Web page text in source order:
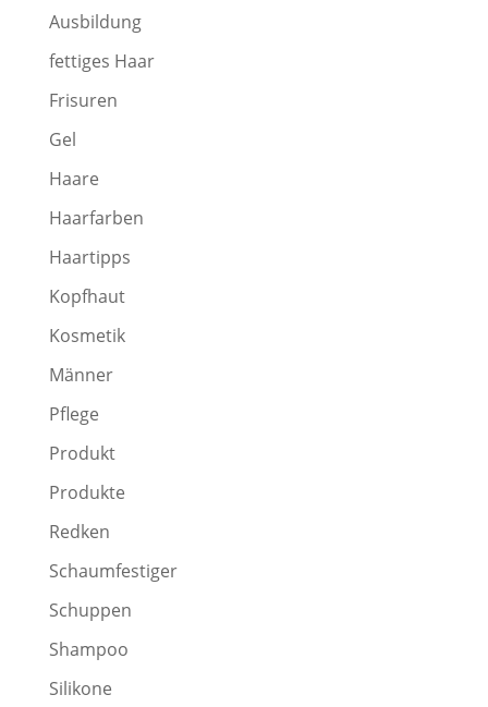
Ausbildung
fettiges Haar
Frisuren
Gel
Haare
Haarfarben
Haartipps
Kopfhaut
Kosmetik
Männer
Pflege
Produkt
Produkte
Redken
Schaumfestiger
Schuppen
Shampoo
Silikone